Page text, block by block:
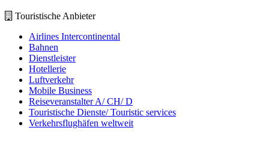
Touristische Anbieter
Airlines Intercontinental
Bahnen
Dienstleister
Hotellerie
Luftverkehr
Mobile Business
Reiseveranstalter A/ CH/ D
Touristische Dienste/ Touristic services
Verkehrsflughäfen weltweit